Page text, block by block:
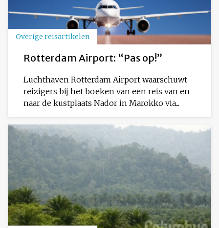
Overige reisartikelen
Rotterdam Airport: “Pas op!”
Luchthaven Rotterdam Airport waarschuwt
reizigers bij het boeken van een reis van en
naar de kustplaats Nador in Marokko via...